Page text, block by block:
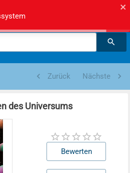
-
Zurück Nächste
des Universums
Bewerten